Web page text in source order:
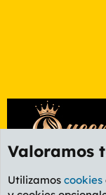
Valoramos
Utilizamos cookies